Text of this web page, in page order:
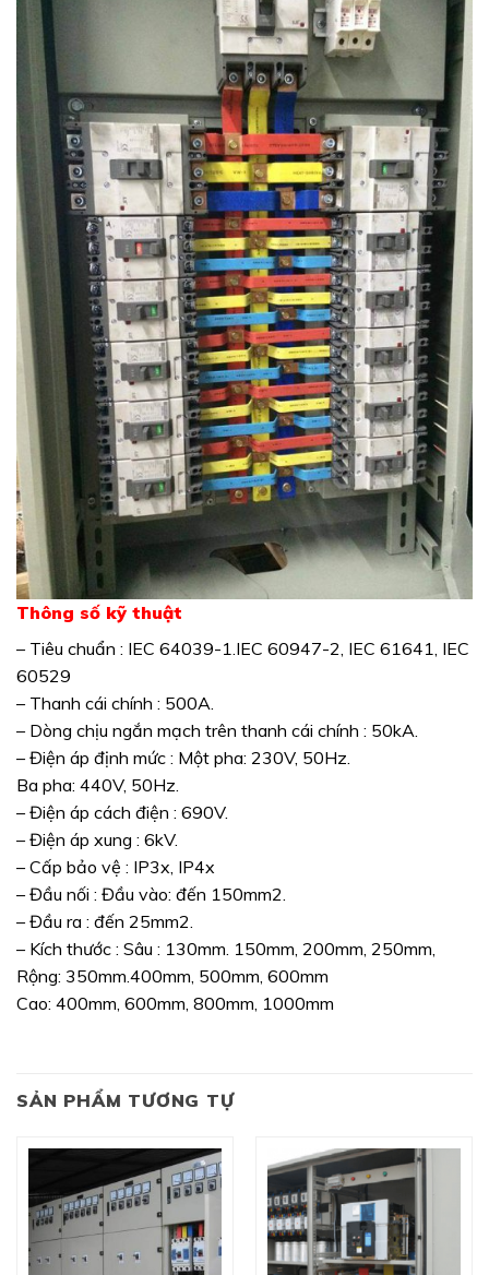
Thông số kỹ thuật
– Tiêu chuẩn : IEC 64039-1.IEC 60947-2, IEC 61641, IEC
60529
– Thanh cái chính : 500A.
– Dòng chịu ngắn mạch trên thanh cái chính : 50kA.
– Điện áp định mức : Một pha: 230V, 50Hz.
Ba pha: 440V, 50Hz.
– Điện áp cách điện : 690V.
– Điện áp xung : 6kV.
– Cấp bảo vệ : IP3x, IP4x
– Đầu nối : Đầu vào: đến 150mm2.
– Đầu ra : đến 25mm2.
– Kích thước : Sâu : 130mm. 150mm, 200mm, 250mm,
Rộng: 350mm.400mm, 500mm, 600mm
Cao: 400mm, 600mm, 800mm, 1000mm
SẢN PHẨM TƯƠNG TỰ